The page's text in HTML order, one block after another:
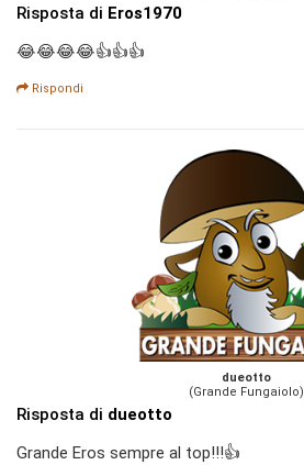
Risposta di Eros1970
😂😂😂😂👍👍👍
Rispondi
dueotto
(Grande Fungaiolo)
Risposta di dueotto
Grande Eros sempre al top!!!👍